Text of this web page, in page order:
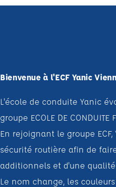
Bienvenue à l'ECF Yanic
L'école de conduite Yanic
groupe ECOLE DE CONDUITE
En rejoignant le groupe
sécurité routière afin de
additionnels et d'une
Le nom change, les